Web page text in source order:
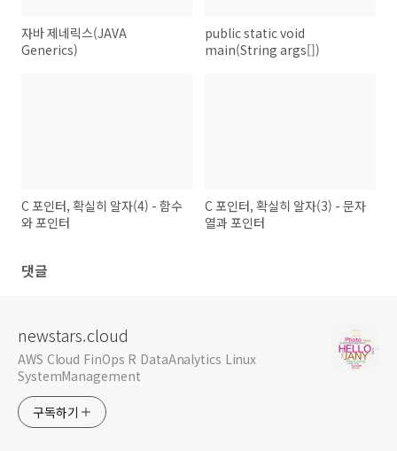
자바 제네릭스(JAVA
Generics)
public static void
main(String args[])
C 포인터, 확실히 알자(4) - 함수
와 포인터
C 포인터, 확실히 알자(3) - 문자
열과 포인터
댓글
newstars.cloud
AWS Cloud FinOps R DataAnalytics Linux
SystemManagement
구독하기